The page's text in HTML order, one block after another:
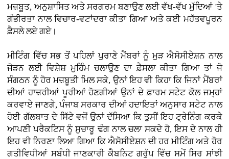
ਮਜ਼ਬੂਤ, ਅਨੁਸ਼ਾਸਿਤ ਅਤੇ ਸਰਗਰਮ ਬਣਾਉਣ ਲਈ ਵੱਖ-ਵੱਖ ਮੁੱਦਿਆਂ 'ਤੇ
ਗੰਭੀਰਤਾ ਨਾਲ ਵਿਚਾਰ-ਵਟਾਂਦਰਾ ਕੀਤਾ ਗਿਆ ਅਤੇ ਕਈ ਮਹੱਤਵਪੂਰਨ
ਫ਼ੈਸਲੇ ਲਏ ਗਏ।
ਮੀਟਿੰਗ ਵਿੱਚ ਸਭ ਤੋਂ ਪਹਿਲਾਂ ਪੁਰਾਣੇ ਮੈਂਬਰਾਂ ਨੂੰ ਮੁੜ ਐਸੋਸੀਏਸ਼ਨ ਨਾਲ
ਜੋੜਨ ਲਈ ਵਿਸ਼ੇਸ਼ ਮੁਹਿੰਮ ਚਲਾਉਣ ਦਾ ਫ਼ੈਸਲਾ ਕੀਤਾ ਗਿਆ ਤਾਂ ਜੋ
ਸੰਗਠਨ ਨੂੰ ਹੋਰ ਮਜ਼ਬੂਤੀ ਮਿਲ ਸਕੇ, ਉਨਾਂ ਇਹ ਵੀ ਕਿਹਾ ਕਿ ਜਿਨਾਂ ਮੈਂਬਰਾਂ
ਦੀਆਂ ਹਾਜ਼ਰੀਆਂ ਪੂਰੀਆਂ ਹੋਣਗੀਆਂ ਉਨਾਂ ਦੇ ਫ਼ਾਰਮ ਸਟੇਟ ਕੋਲ ਜਮ੍ਹਾਂ
ਕਰਵਾਏ ਜਾਣਗੇ, ਪੰਜਾਬ ਸਰਕਾਰ ਦੀਆਂ ਹਦਾਇਤਾਂ ਅਨੁਸਾਰ ਸਟੇਟ ਨਾਲ
ਹੋਈ ਗੱਲਬਾਤ ਦੇ ਸਿੱਟੇ ਵਜੋਂ ਉਨਾਂ ਦੱਸਿਆ ਕਿ ਤੁਸੀਂ ਇਹ ਟ੍ਰੇਨਿੰਗ ਕਰਕੇ
ਆਪਣੀ ਪਰੈਕਟਿਸ ਨੂੰ ਸੁਚਾਰੂ ਢੰਗ ਨਾਲ ਚਲਾ ਸਕਦੇ ਹੋ, ਇਸ ਦੇ ਨਾਲ ਹੀ
ਇਹ ਵੀ ਨਿਰਣਾ ਲਿਆ ਗਿਆ ਕਿ ਐਸੋਸੀਏਸ਼ਨ ਦੀ ਹਰ ਮੀਟਿੰਗ ਅਤੇ ਹੋਰ
ਗਤੀਵਿਧੀਆਂ ਸਬੰਧੀ ਜਾਣਕਾਰੀ ਕੈਬਨਿਟ ਗਰੁੱਪ ਵਿੱਚ ਸਮੇਂ ਸਿਰ ਸਾਂਝੀ